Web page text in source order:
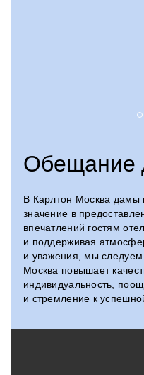
Обещание
В Карлтон Москва дамы
значение в
впечатлений гостям
и поддерживая
и уважения, мы
Москва повышает
индивидуальность,
и стремление к